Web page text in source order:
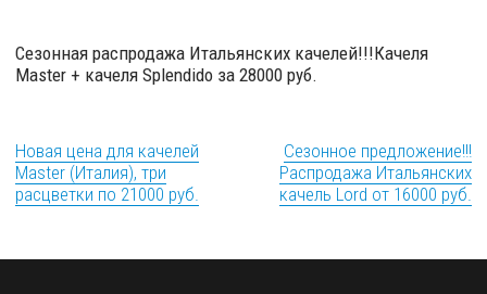
Сезонная распродажа Итальянских качелей!!!Качеля
Master + качеля Splendido за 28000 руб.
Новая цена для качелей
Master (Италия), три
расцветки по 21000 руб.
Сезонное предложение!!!
Распродажа Итальянских
качель Lord от 16000 руб.